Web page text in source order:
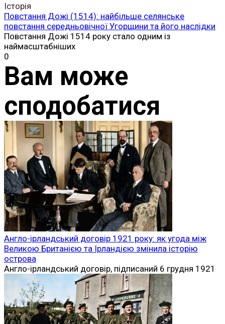
Історія
Повстання Дожі (1514): найбільше селянське
повстання середньовічної Угорщини та його наслідки
Повстання Дожі 1514 року стало одним із
наймасштабніших
0
Вам може
сподобатися
Англо-ірландський договір 1921 року: як угода між
Великою Британією та Ірландією змінила історію
острова
Англо-ірландський договір, підписаний 6 грудня 1921